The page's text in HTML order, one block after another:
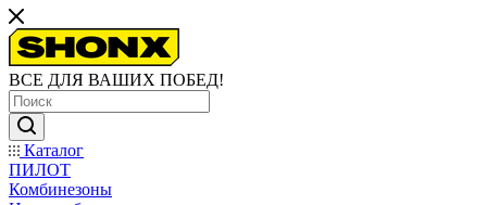
ВСЕ ДЛЯ ВАШИХ ПОБЕД!
Каталог
ПИЛОТ
Комбинезоны